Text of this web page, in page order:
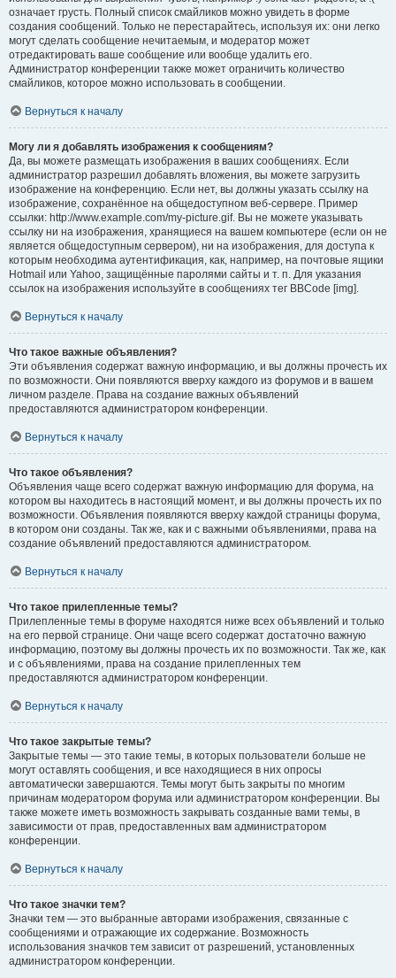
означает грусть. Полный список смайликов можно увидеть в форме
создания сообщений. Только не перестарайтесь, используя их: они легко
могут сделать сообщение нечитаемым, и модератор может
отредактировать ваше сообщение или вообще удалить его.
Администратор конференции также может ограничить количество
смайликов, которое можно использовать в сообщении.
Вернуться к началу
Могу ли я добавлять изображения к сообщениям?
Да, вы можете размещать изображения в ваших сообщениях. Если
администратор разрешил добавлять вложения, вы можете загрузить
изображение на конференцию. Если нет, вы должны указать ссылку на
изображение, сохранённое на общедоступном веб-сервере. Пример
ссылки: http://www.example.com/my-picture.gif. Вы не можете указывать
ссылку ни на изображения, хранящиеся на вашем компьютере (если он не
является общедоступным сервером), ни на изображения, для доступа к
которым необходима аутентификация, как, например, на почтовые ящики
Hotmail или Yahoo, защищённые паролями сайты и т. п. Для указания
ссылок на изображения используйте в сообщениях тег BBCode [img].
Вернуться к началу
Что такое важные объявления?
Эти объявления содержат важную информацию, и вы должны прочесть их
по возможности. Они появляются вверху каждого из форумов и в вашем
личном разделе. Права на создание важных объявлений
предоставляются администратором конференции.
Вернуться к началу
Что такое объявления?
Объявления чаще всего содержат важную информацию для форума, на
котором вы находитесь в настоящий момент, и вы должны прочесть их по
возможности. Объявления появляются вверху каждой страницы форума,
в котором они созданы. Так же, как и с важными объявлениями, права на
создание объявлений предоставляются администратором.
Вернуться к началу
Что такое прилепленные темы?
Прилепленные темы в форуме находятся ниже всех объявлений и только
на его первой странице. Они чаще всего содержат достаточно важную
информацию, поэтому вы должны прочесть их по возможности. Так же, как
и с объявлениями, права на создание прилепленных тем
предоставляются администратором конференции.
Вернуться к началу
Что такое закрытые темы?
Закрытые темы — это такие темы, в которых пользователи больше не
могут оставлять сообщения, и все находящиеся в них опросы
автоматически завершаются. Темы могут быть закрыты по многим
причинам модератором форума или администратором конференции. Вы
также можете иметь возможность закрывать созданные вами темы, в
зависимости от прав, предоставленных вам администратором
конференции.
Вернуться к началу
Что такое значки тем?
Значки тем — это выбранные авторами изображения, связанные с
сообщениями и отражающие их содержание. Возможность
использования значков тем зависит от разрешений, установленных
администратором конференции.